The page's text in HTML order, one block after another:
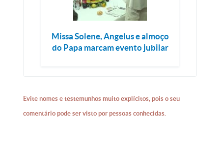
Missa Solene, Angelus e almoço
do Papa marcam evento jubilar
Evite nomes e testemunhos muito explícitos, pois o seu
comentário pode ser visto por pessoas conhecidas.